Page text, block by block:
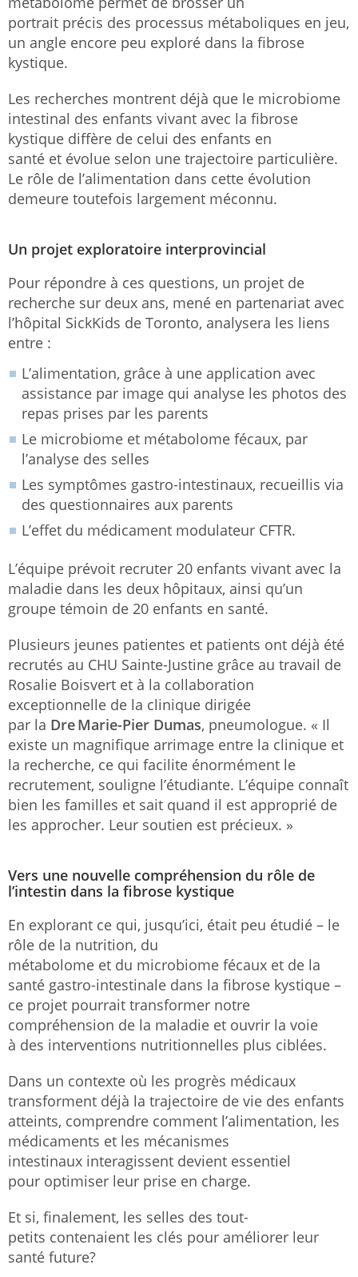
portrait précis des processus métaboliques en jeu,
un angle encore peu exploré dans la fibrose
kystique.
Les recherches montrent déjà que le microbiome
intestinal des enfants vivant avec la fibrose
kystique diffère de celui des enfants en
santé et évolue selon une trajectoire particulière.
Le rôle de l’alimentation dans cette évolution
demeure toutefois largement méconnu.
Un projet exploratoire interprovincial
Pour répondre à ces questions, un projet de
recherche sur deux ans, mené en partenariat avec
l’hôpital SickKids de Toronto, analysera les liens
entre :
L’alimentation, grâce à une application avec
assistance par image qui analyse les photos des
repas prises par les parents
Le microbiome et métabolome fécaux, par
l’analyse des selles
Les symptômes gastro-intestinaux, recueillis via
des questionnaires aux parents
L’effet du médicament modulateur CFTR.
L’équipe prévoit recruter 20 enfants vivant avec la
maladie dans les deux hôpitaux, ainsi qu’un
groupe témoin de 20 enfants en santé.
Plusieurs jeunes patientes et patients ont déjà été
recrutés au CHU Sainte-Justine grâce au travail de
Rosalie Boisvert et à la collaboration
exceptionnelle de la clinique dirigée
par la Dre Marie-Pier Dumas, pneumologue. « Il
existe un magnifique arrimage entre la clinique et
la recherche, ce qui facilite énormément le
recrutement, souligne l’étudiante. L’équipe connaît
bien les familles et sait quand il est approprié de
les approcher. Leur soutien est précieux. »
Vers une nouvelle compréhension du rôle de
l’intestin dans la fibrose kystique
En explorant ce qui, jusqu’ici, était peu étudié – le
rôle de la nutrition, du
métabolome et du microbiome fécaux et de la
santé gastro-intestinale dans la fibrose kystique –
ce projet pourrait transformer notre
compréhension de la maladie et ouvrir la voie
à des interventions nutritionnelles plus ciblées.
Dans un contexte où les progrès médicaux
transforment déjà la trajectoire de vie des enfants
atteints, comprendre comment l’alimentation, les
médicaments et les mécanismes
intestinaux interagissent devient essentiel
pour optimiser leur prise en charge.
Et si, finalement, les selles des tout-
petits contenaient les clés pour améliorer leur
santé future?